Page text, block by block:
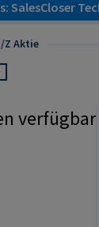
SalesCloser
/Z Aktie
verfügbar